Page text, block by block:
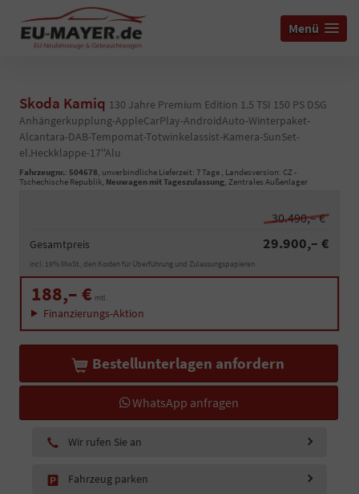
Menü
Skoda Kamiq 130 Jahre Premium Edition 1.5 TSI 150 PS DSG
Anhängerkupplung-AppleCarPlay-AndroidAuto-Winterpaket-
Alcantara-DAB-Tempomat-Totwinkelassist-Kamera-SunSet-
el.Heckklappe-17''Alu
Fahrzeugnr.: 504678, unverbindliche Lieferzeit: 7 Tage , Landesversion: CZ -
Tschechische Republik, Neuwagen mit Tageszulassung, Zentrales Außenlager
30.490,– €
Gesamtpreis 29.900,– €
incl. 19% MwSt., den Kosten für Überführung und Zulassungspapieren
188,– € mtl.
Finanzierungs-Aktion
WhatsApp anfragen
Bestellunterlagen anfordern
Wir rufen Sie an
Fahrzeug parken